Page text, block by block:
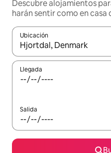
Descubre alojamientos
harán sentir como en casa
Ubicación
Cuando los resultados
Llegada
Salida